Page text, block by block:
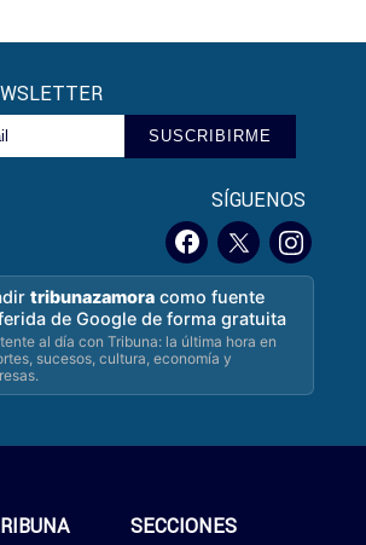
SUSCRIBIRME
SÍGUENOS
tribunazamora como fuente
de Google de forma gratuita
al día con Tribuna: la última hora en
sucesos, cultura, economía y
SECCIONES